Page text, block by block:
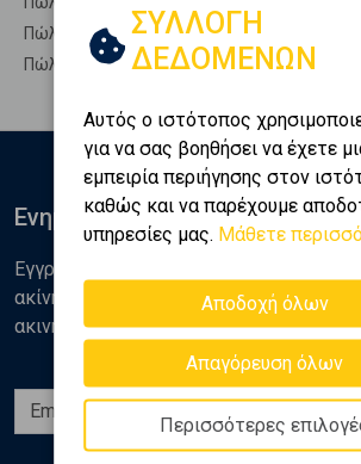
Πώληση Υπόσκαφα ΕΥΡΩΠΟΣ
Πώληση Υπολ. υψουν ΕΥΡΩΠΟΣ
ΣΥΛΛΟΓΗ
ΔΕΔΟΜΕΝΩΝ
Αυτός ο ιστότοπος
για να σας βοηθήσει να έχετε
εμπειρία περιήγησης στον
καθώς και να παρέχουμε
υπηρεσίες μας. Μάθετε
Αποδοχή όλων
Απαγόρευση όλων
Περισσότερες
Ενημερωθείτε
Εγγραφείτε στο newsletter της Golden
ακίνητα, αναλύσεις και διάφορα θέματα
ακινήτων